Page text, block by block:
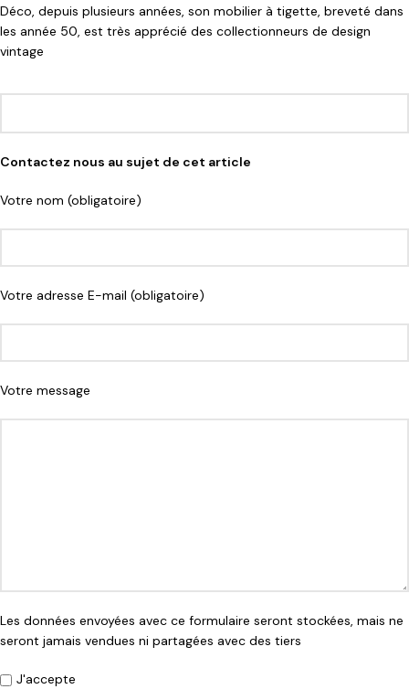
Déco, depuis plusieurs années, son mobilier à tigette, breveté dans
les année 50, est très apprécié des collectionneurs de design
vintage
Contactez nous au sujet de cet article
Votre nom (obligatoire)
Votre adresse E-mail (obligatoire)
Votre message
Les données envoyées avec ce formulaire seront stockées, mais ne
seront jamais vendues ni partagées avec des tiers
J'accepte